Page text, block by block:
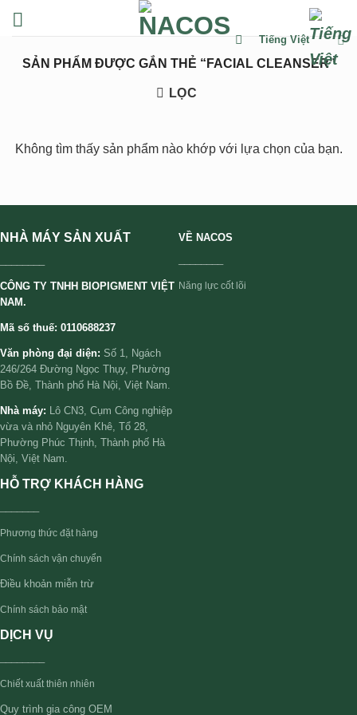
đến
dung
Tiếng Việt
SẢN PHẨM ĐƯỢC GẮN THẺ “FACIAL CLEANSER”
LỌC
Không tìm thấy sản phẩm nào khớp với lựa chọn của bạn.
NHÀ MÁY SẢN XUẤT
CÔNG TY TNHH BIOPIGMENT VIỆT
NAM.
Mã số thuế: 0110688237
Văn phòng đại diện: Số 1, Ngách
246/264 Đường Ngọc Thụy, Phường
Bồ Đề, Thành phố Hà Nội, Việt Nam.
Nhà máy: Lô CN3, Cụm Công nghiệp
vừa và nhỏ Nguyên Khê, Tổ 28,
Phường Phúc Thịnh, Thành phố Hà
Nội, Việt Nam.
VỀ NACOS
Năng lực cốt lõi
HỖ TRỢ KHÁCH HÀNG
Phương thức đặt hàng
Chính sách vận chuyển
Điều khoản miễn trừ
Chính sách bảo mật
DỊCH VỤ
Chiết xuất thiên nhiên
Quy trình gia công OEM